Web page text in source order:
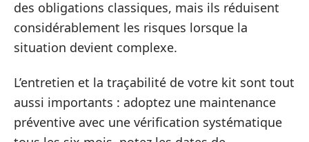
des obligations classiques, mais ils réduisent
considérablement les risques lorsque la
situation devient complexe.
L’entretien et la traçabilité de votre kit sont tout
aussi importants : adoptez une maintenance
préventive avec une vérification systématique